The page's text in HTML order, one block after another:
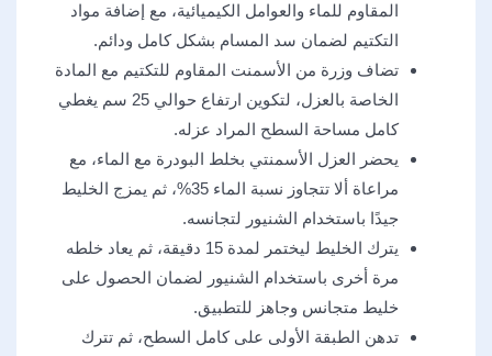
المقاوم للماء والعوامل الكيميائية، مع إضافة مواد
التكتيم لضمان سد المسام بشكل كامل ودائم.
تضاف وزرة من الأسمنت المقاوم للتكتيم مع المادة
الخاصة بالعزل، لتكوين ارتفاع حوالي 25 سم يغطي
كامل مساحة السطح المراد عزله.
يحضر العزل الأسمنتي بخلط البودرة مع الماء، مع
مراعاة ألا تتجاوز نسبة الماء 35%، ثم يمزج الخليط
جيدًا باستخدام الشنيور لتجانسه.
يترك الخليط ليختمر لمدة 15 دقيقة، ثم يعاد خلطه
مرة أخرى باستخدام الشنيور لضمان الحصول على
خليط متجانس وجاهز للتطبيق.
تدهن الطبقة الأولى على كامل السطح، ثم تترك